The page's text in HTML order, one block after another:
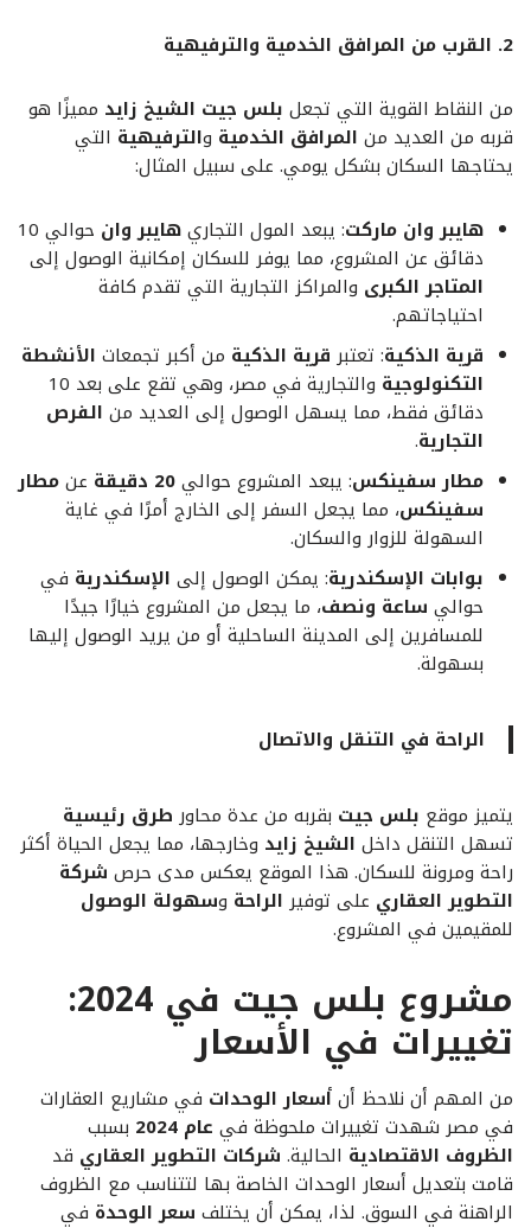
2. القرب من المرافق الخدمية والترفيهية
من النقاط القوية التي تجعل بلس جيت الشيخ زايد مميزًا هو
قربه من العديد من المرافق الخدمية والترفيهية التي
يحتاجها السكان بشكل يومي. على سبيل المثال:
هايبر وان ماركت: يبعد المول التجاريهايبر وان
حوالي 10
دقائق عن المشروع، مما يوفر للسكان إمكانية الوصول إلى
المتاجر الكبرى والمراكز التجارية التي تقدم كافة
احتياجاتهم.
قرية الذكية: تعتبر قرية الذكية من أكبر تجمعات الأنشطة
التكنولوجية
والتجارية في مصر، وهي تقع على بعد 10
دقائق فقط، مما يسهل الوصول إلى العديد من الفرص
التجارية.
مطار سفينكس: يبعد المشروع حوالي20 دقيقة عنمطار
سفينكس، مما يجعل السفر إلى الخارج أمرًا في غاية
السهولة للزوار والسكان.
بوابات الإسكندرية: يمكن الوصول إلى الإسكندرية في
حوالي ساعة ونصف، ما يجعل من المشروع خيارًا جيدًا
للمسافرين إلى المدينة الساحلية أو من يريد الوصول إليها
بسهولة.
الراحة في التنقل والاتصال
يتميز موقع بلس جيت بقربه من عدة محاور طرق رئيسية
تسهل التنقل داخل الشيخ زايد وخارجها، مما يجعل الحياة أكثر
راحة ومرونة للسكان. هذا الموقع يعكس مدى حرص شركة
التطوير العقاري على توفير الراحة وسهولة الوصول
للمقيمين في المشروع.
مشروع بلس جيت في 2024:
تغييرات في الأسعار
من المهم أن نلاحظ أنأسعار الوحدات في مشاريع العقارات
في مصر شهدت تغييرات ملحوظة في عام 2024
بسبب
الظروف الاقتصادية الحالية. شركات التطوير العقاري قد
قامت بتعديل أسعار الوحدات الخاصة بها لتتناسب مع الظروف
الراهنة في السوق. لذا، يمكن أن يختلف سعر الوحدة في